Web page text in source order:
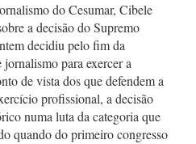
do Cesumar, Cibele
a decisão do Supremo
decidiu pelo fim da
para exercer a
de vista dos que defendem a
profissional, a decisão
numa luta da categoria que
quando do primeiro congresso